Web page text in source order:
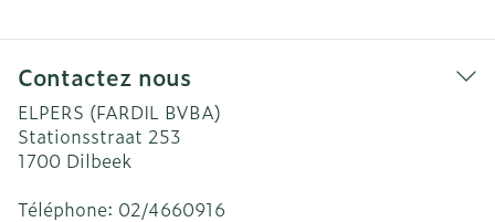
Contactez nous
ELPERS (FARDIL BVBA)
Stationsstraat 253
1700 Dilbeek
Téléphone: 02/4660916